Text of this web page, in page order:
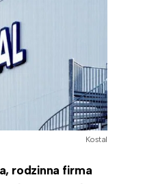
Kostal
rodzinna firma